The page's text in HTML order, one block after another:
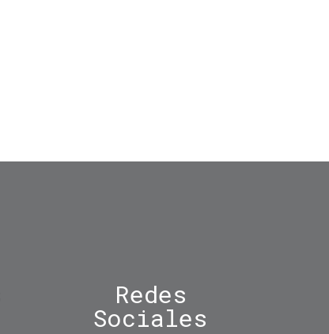
Redes
Sociales